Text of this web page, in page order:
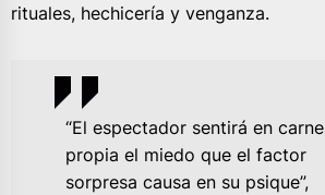
rituales, hechicería y venganza.
“El espectador sentirá en carne
propia el miedo que el factor
sorpresa causa en su psique”,